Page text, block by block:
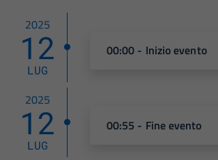
2025
12
LUG
00:00 - Inizio evento
2025
12
LUG
00:55 - Fine evento